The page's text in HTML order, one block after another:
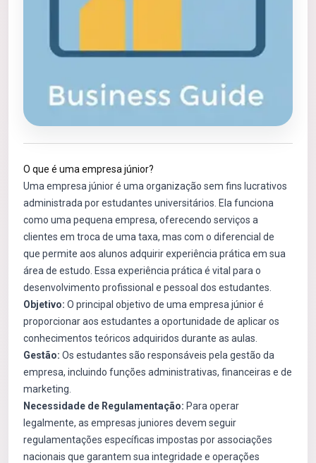
O que é uma empresa júnior?
Uma empresa júnior é uma organização sem fins lucrativos
administrada por estudantes universitários. Ela funciona
como uma pequena empresa, oferecendo serviços a
clientes em troca de uma taxa, mas com o diferencial de
que permite aos alunos adquirir experiência prática em sua
área de estudo. Essa experiência prática é vital para o
desenvolvimento profissional e pessoal dos estudantes.
Objetivo: O principal objetivo de uma empresa júnior é
proporcionar aos estudantes a oportunidade de aplicar os
conhecimentos teóricos adquiridos durante as aulas.
Gestão: Os estudantes são responsáveis pela gestão da
empresa, incluindo funções administrativas, financeiras e de
marketing.
Necessidade de Regulamentação: Para operar
legalmente, as empresas juniores devem seguir
regulamentações específicas impostas por associações
nacionais que garantem sua integridade e operações